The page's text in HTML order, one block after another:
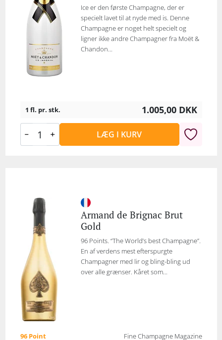
Ice er den første Champagne, der er
specielt lavet til at nyde med is. Denne
Champagne er noget helt specielt og
ligner ikke andre Champagner fra Moët &
Chandon...
1 fl. pr. stk. 1.005,00 DKK
LÆG I KURV
Armand de Brignac Brut
Gold
96 Points. “The World’s best Champagne”.
En af verdens mest efterspurgte
Champagner med lir og bling-bling ud
over alle grænser. Kåret som...
96 Point
Fine Champagne Magazine